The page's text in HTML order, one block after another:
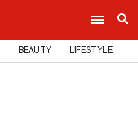
BEAUTY LIFESTYLE